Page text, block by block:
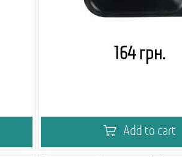
164 грн.
Add to cart